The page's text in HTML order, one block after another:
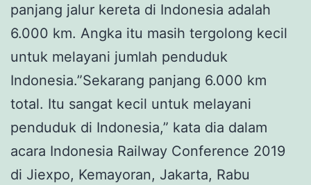
panjang jalur kereta di Indonesia adalah
6.000 km. Angka itu masih tergolong kecil
untuk melayani jumlah penduduk
Indonesia.”Sekarang panjang 6.000 km
total. Itu sangat kecil untuk melayani
penduduk di Indonesia,” kata dia dalam
acara Indonesia Railway Conference 2019
di Jiexpo, Kemayoran, Jakarta, Rabu